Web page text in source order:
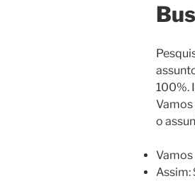
100%.
o